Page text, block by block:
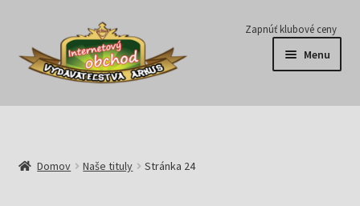
Preskočiť
navigáciu
Preskočiť
obsah
Zapnúť klubové ceny
Menu
Série
Domov Naše tituly Stránka 24